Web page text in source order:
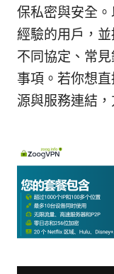
保私密與安全
經驗的用戶，
不同協定、常
事項。若你想
源與服務連結